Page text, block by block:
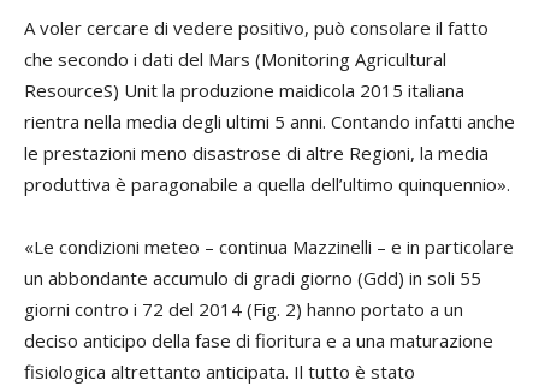
A voler cercare di vedere positivo, può consolare il fatto
che secondo i dati del Mars (Monitoring Agricultural
ResourceS) Unit la produzione maidicola 2015 italiana
rientra nella media degli ultimi 5 anni. Contando infatti anche
le prestazioni meno disastrose di altre Regioni, la media
produttiva è paragonabile a quella dell’ultimo quinquennio».
«Le condizioni meteo – continua Mazzinelli – e in particolare
un abbondante accumulo di gradi giorno (Gdd) in soli 55
giorni contro i 72 del 2014 (Fig. 2) hanno portato a un
deciso anticipo della fase di fioritura e a una maturazione
fisiologica altrettanto anticipata. Il tutto è stato